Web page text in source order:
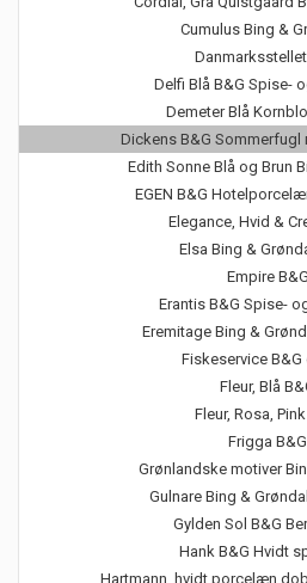
Cumulus Bing &
Delfi Blå B&G Spise-
Demeter Blå
Dickens B&G Sommerfugl
Edith Sonne Blå og Brun
EGEN B&G
Elegance, Hvid &
Elsa Bing &
Empire B&G
Erantis B&G Spise-
Eremitage Bing &
Fiskeservice B&G
Fleur, Blå
Fleur, Rosa,
Frigga B&G
Grønlandske motiver
Gulnare Bing &
Gylden Sol B&G
Hank B&G Hvidt
Hartmann, hvidt porcelæn